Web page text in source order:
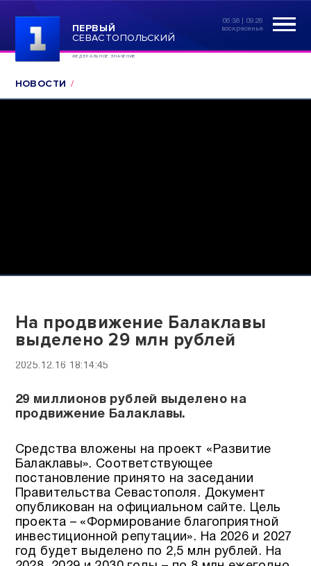
ПЕРВЫЙ
СЕВАСТОПОЛЬСКИЙ
ФЕДЕРАЛЬНОЕ ЗНАЧЕНИЕ
06:36 | 09.26
воскресенье
НОВОСТИ
На продвижение Балаклавы
выделено 29 млн рублей
2025.12.16 18:14:45
29 миллионов рублей выделено на
продвижение Балаклавы.
Средства вложены на проект «Развитие
Балаклавы». Соответствующее
постановление принято на заседании
Правительства Севастополя. Документ
опубликован на официальном сайте. Цель
проекта – «Формирование благоприятной
инвестиционной репутации». На 2026 и 2027
год будет выделено по 2,5 млн рублей. На